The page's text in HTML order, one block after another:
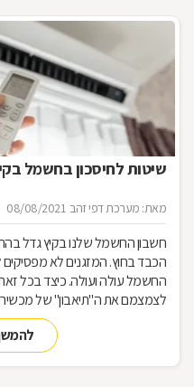
שיטות לחיסכון בחשמל
מאת: מערכת דפי זהב 08/08/2021
חשבון החשמל שלנו בקיץ גדל
הכבד בחוץ. המזגנים לא מפסיקים
החשמל עולה ועולה. כיצד בכל זאת
לצמצמם את ה"תיאבון" של